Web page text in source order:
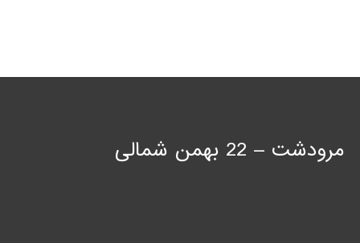
مرودشت – 22 بهمن شمالی